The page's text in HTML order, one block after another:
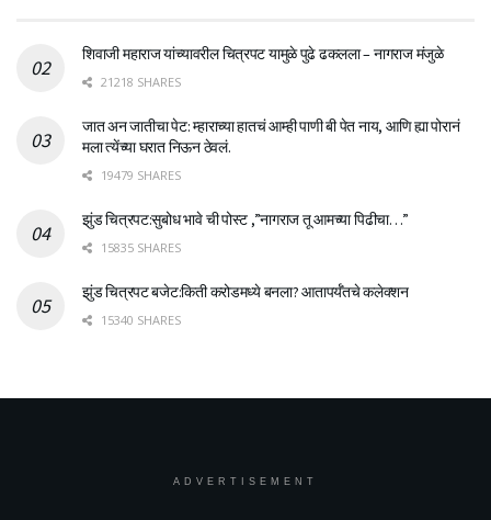
शिवाजी महाराज यांच्यावरील चित्रपट यामुळे पुढे ढकलला – नागराज मंजुळे
21218 SHARES
जात अन जातीचा पेट: म्हाराच्या हातचं आम्ही पाणी बी पेत नाय, आणि ह्या पोरानं
मला त्येंच्या घरात निऊन ठेवलं.
19479 SHARES
झुंड चित्रपट:सुबोध भावे ची पोस्ट ,”नागराज तू आमच्या पिढीचा…”
15835 SHARES
झुंड चित्रपट बजेट:किती करोडमध्ये बनला? आतापर्यँतचे कलेक्शन
15340 SHARES
ADVERTISEMENT